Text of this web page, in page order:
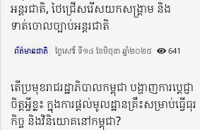
អន្តរជាតិ, ថៃជ្រើសរើសយកសង្គ្រាម និង
ទាត់ចោលច្បាប់អន្តរជាតិ
ព័ត៌មានជាតិ ថ្ងៃសៅរ៍ ទី១៤ ខែមិថុនា ឆ្នាំ២០២៥​ 641
តើប្រមុខរាជរដ្ឋាភិបាលកម្ពុជា បង្ហាញការបេ្ដជ្ញា
ចិត្ដអ្វីខ្លះ ក្នុងការផ្ដល់មូលដ្ឋានគ្រឹះសម្រាប់ធ្វើធុរ
កិច្ច និងវិនិយោគនៅកម្ពុជា?